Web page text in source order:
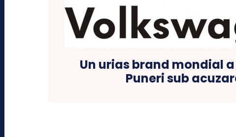
Un urias brand mondial
Puneri sub